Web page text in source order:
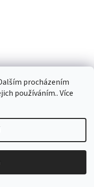
procházením
používáním.. Více